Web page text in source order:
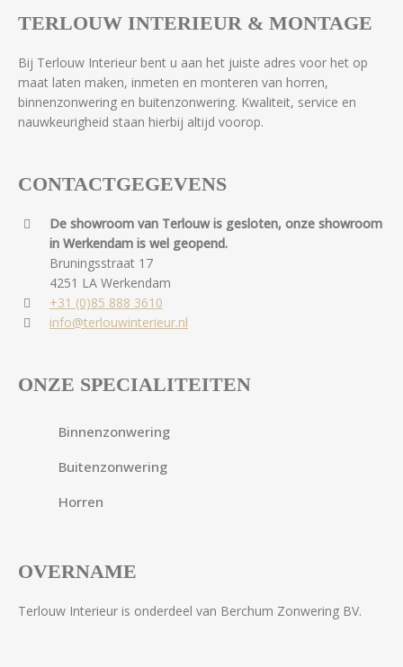
TERLOUW INTERIEUR & MONTAGE
Bij Terlouw Interieur bent u aan het juiste adres voor het op
maat laten maken, inmeten en monteren van horren,
binnenzonwering en buitenzonwering. Kwaliteit, service en
nauwkeurigheid staan hierbij altijd voorop.
CONTACTGEGEVENS
De showroom van Terlouw is gesloten, onze showroom
in Werkendam is wel geopend.
Bruningsstraat 17
4251 LA Werkendam
+31 (0)85 888 3610
info@terlouwinterieur.nl
ONZE SPECIALITEITEN
Binnenzonwering
Buitenzonwering
Horren
OVERNAME
Terlouw Interieur is onderdeel van Berchum Zonwering BV.